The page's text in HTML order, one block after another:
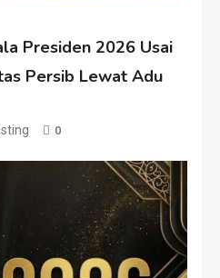
Presiden 2026 Usai
Persib Lewat Adu
0